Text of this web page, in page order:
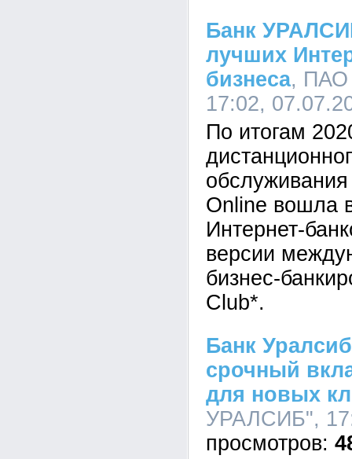
Банк
лучших
бизнеса, ПАО
17:02,
По итогам
Online вошла
Интернет-
версии
бизнес-
Club*.
Банк
срочный
для новых
УРАЛСИБ",